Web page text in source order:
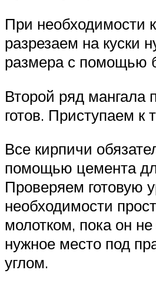
При необходимости
разрезаем на куски
размера с помощью
Второй ряд мангала
готов. Приступаем к
Все кирпичи
помощью цемента
Проверяем готовую
необходимости
молотком, пока он не
нужное место под
углом.